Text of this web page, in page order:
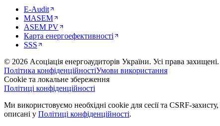
E-Audit
MASEM
ASEM PV
Карта енергоефективності
SSS
© 2026 Асоціація енергоаудиторів України. Усі права захищені.
Політика конфіденційностіУмови використання
Cookie та локальне збереження
Політиці конфіденційності
Ми використовуємо необхідні cookie для сесії та CSRF-
описані у Політиці конфіденційності.